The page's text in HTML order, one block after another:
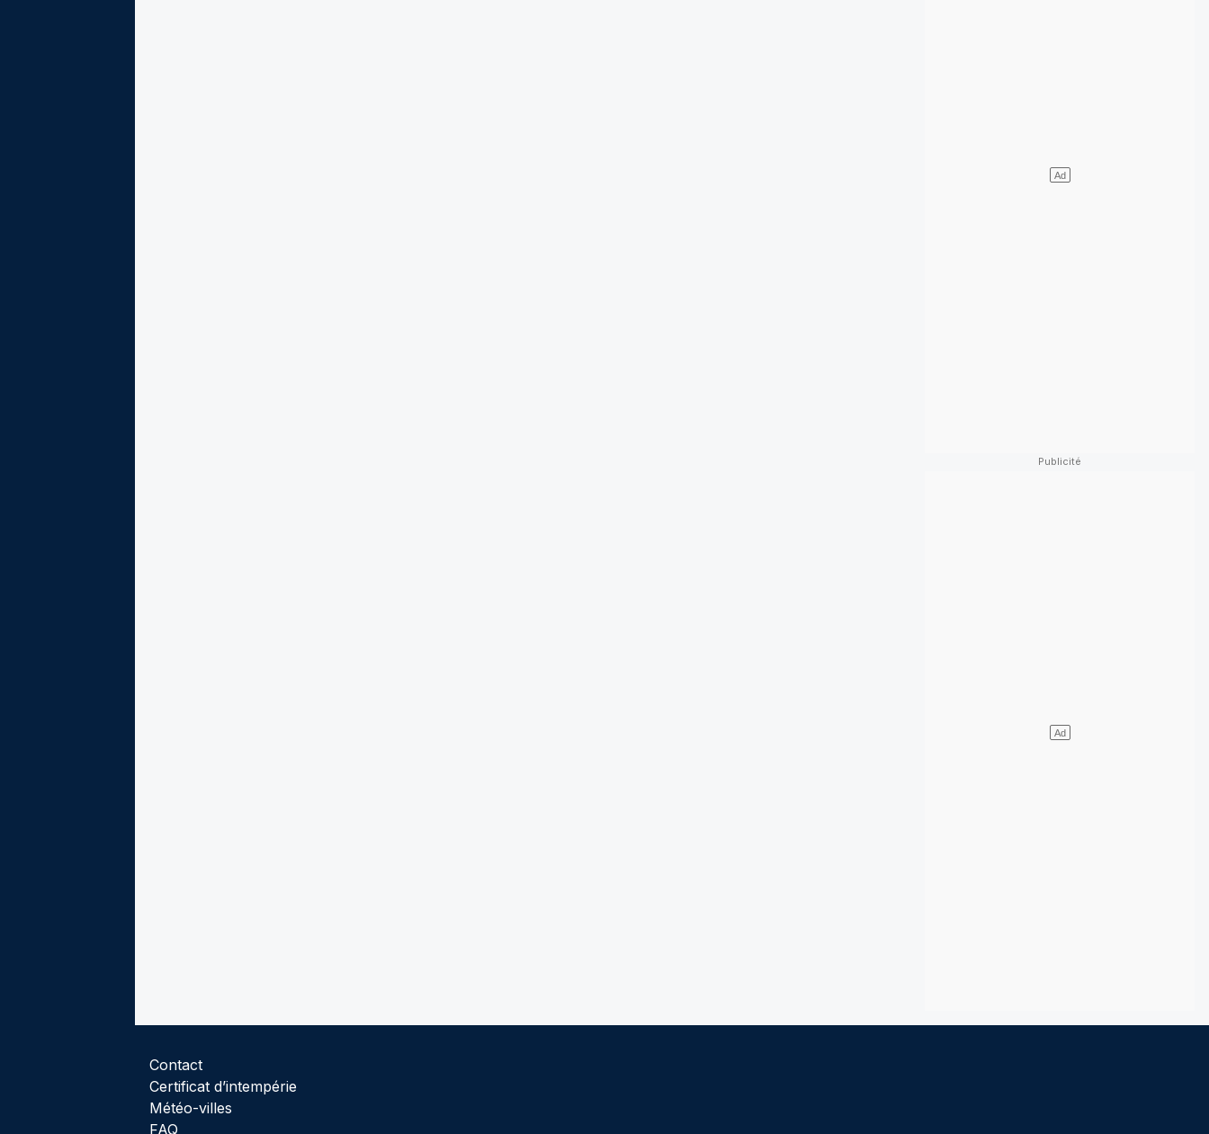
Contact
Certificat d’intempérie
Météo-villes
FAQ